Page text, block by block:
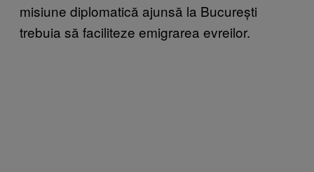
misiune diplomatică ajunsă la București
trebuia să faciliteze emigrarea evreilor.